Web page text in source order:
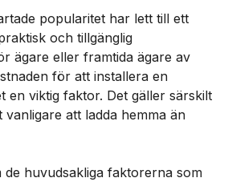
popularitet har lett till ett
och tillgänglig
ägare eller framtida ägare av
för att installera en
en viktig faktor. Det gäller särskilt
att ladda hemma än
de huvudsakliga faktorerna som